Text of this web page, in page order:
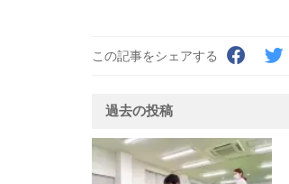
この記事をシェアする
過去の投稿